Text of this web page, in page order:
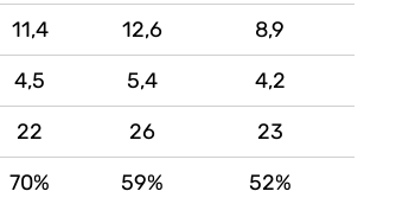
11,4 12,6
8,9
4,5 5,4
4,2
22 26
23
70% 59%
52%